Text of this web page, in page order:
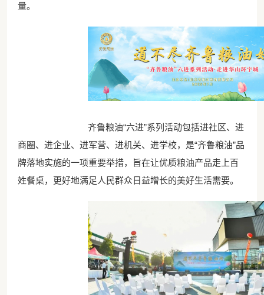
量。
齐鲁粮油“六进”系列活动包括进社区、进
商圈、进企业、进军营、进机关、进学校，是“齐鲁粮油”品
牌落地实施的一项重要举措，旨在让优质粮油产品走上百
姓餐桌，更好地满足人民群众日益增长的美好生活需要。